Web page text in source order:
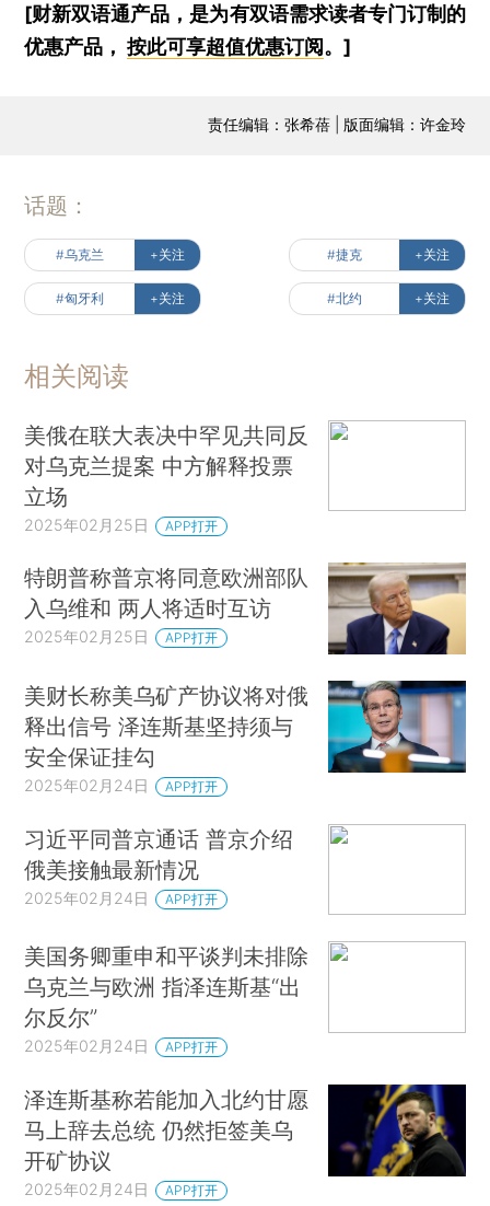
[财新双语通产品，是为有双语需求读者专门订制的
优惠产品，按此可享超值优惠订阅 。]
责任编辑：张希蓓 | 版面编辑：许金玲
话题：
#乌克兰 +关注 #捷克 +关注
#匈牙利 +关注 #北约 +关注
相关阅读
美俄在联大表决中罕见共同反
对乌克兰提案 中方解释投票
立场
2025年02月25日 APP打开
特朗普称普京将同意欧洲部队
入乌维和 两人将适时互访
2025年02月25日 APP打开
美财长称美乌矿产协议将对俄
释出信号 泽连斯基坚持须与
安全保证挂勾
2025年02月24日 APP打开
习近平同普京通话 普京介绍
俄美接触最新情况
2025年02月24日 APP打开
美国务卿重申和平谈判未排除
乌克兰与欧洲 指泽连斯基“出
尔反尔”
2025年02月24日 APP打开
泽连斯基称若能加入北约甘愿
马上辞去总统 仍然拒签美乌
开矿协议
2025年02月24日 APP打开